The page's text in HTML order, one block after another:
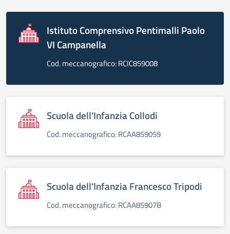
Istituto Comprensivo Pentimalli Paolo
VI Campanella
Cod. meccanografico: RCIC859008
Scuola dell'Infanzia Collodi
Cod. meccanografico: RCAA859059
Scuola dell'Infanzia Francesco Tripodi
Cod. meccanografico: RCAA85907B